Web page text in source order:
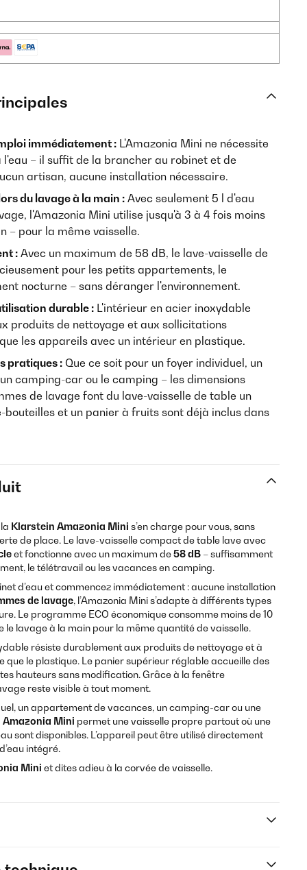
immédiatement : L'Amazonia Mini ne nécessite
– il suffit de la brancher au robinet et de
artisan, aucune installation nécessaire.
du lavage à la main :Avec seulement 5 l d'eau
l'Amazonia Mini utilise jusqu'à 3 à 4 fois moins
– pour la même vaisselle.
: Avec un maximum de 58 dB, le lave-vaisselle de
pour les petits appartements, le
nocturne – sans déranger l'environnement.
durable : L'intérieur en acier inoxydable
produits de nettoyage et aux sollicitations
les appareils avec un intérieur en plastique.
pratiques : Que ce soit pour un foyer individuel, un
camping-car ou le camping – les dimensions
de lavage font du lave-vaisselle de table un
et un panier à fruits sont déjà inclus dans
Klarstein Amazonia Mini s’en charge pour vous, sans
de place. Le lave-vaisselle compact de table lave avec
et fonctionne avec un maximum de58 dB – suffisamment
le télétravail ou les vacances en camping.
d’eau et commencez immédiatement : aucune installation
de lavage, l’Amazonia Mini s’adapte à différents types
Le programme ECO économique consomme moins de 10
le lavage à la main pour la même quantité de vaisselle.
résiste durablement aux produits de nettoyage et à
que le plastique. Le panier supérieur réglable accueille des
hauteurs sans modification. Grâce à la fenêtre
reste visible à tout moment.
un appartement de vacances, un camping-car ou une
Amazonia Mini permet une vaisselle propre partout où une
sont disponibles. L’appareil peut être utilisé directement
intégré.
Mini et dites adieu à la corvée de vaisselle.